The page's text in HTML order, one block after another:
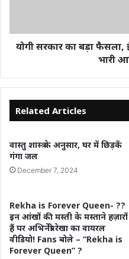
योगी सरकार का बड़ा
भारी
Related Articles
वास्तु शास्त्र के अनुसार, घर में छिड़कें
गंगा जल
December 7, 2024
Rekha is Forever Queen- ?️‍?️
इन आंखों की मस्ती के मस्ताने हज़ारों
हैं पर अभिनेत्री रेखा का वायरल
वीडियो! Fans बोले – “Rekha is
Forever Queen” ?